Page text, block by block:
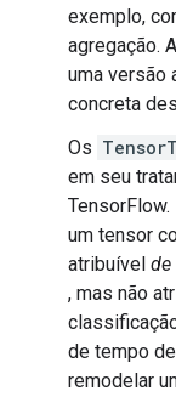
exemplo,
agregação.
uma versão
concreta
Os
em seu
um tensor
atribuível de
, mas não
de tempo
remodelar